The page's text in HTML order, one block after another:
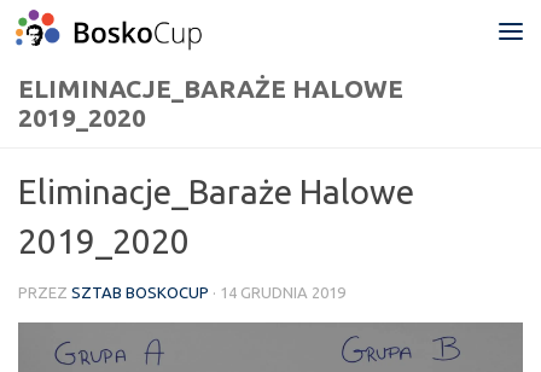
Przejdź do treści
ELIMINACJE_BARAŻE HALOWE
2019_2020
Eliminacje_Baraże Halowe
2019_2020
PRZEZ SZTAB BOSKOCUP · 14 GRUDNIA 2019